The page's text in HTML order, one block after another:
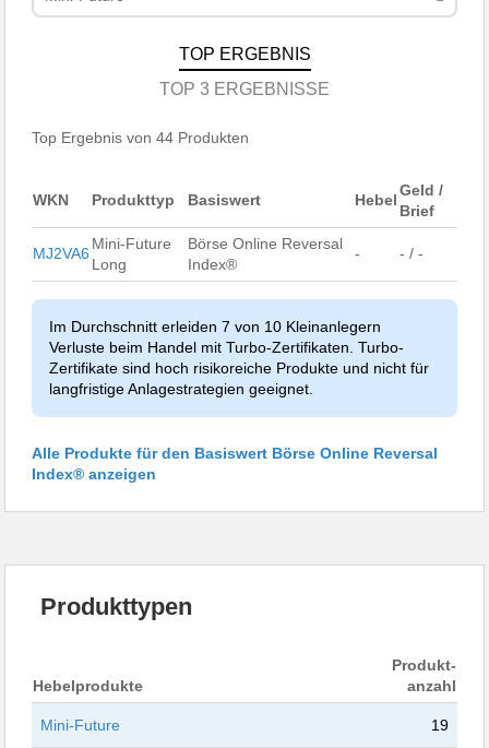
TOP ERGEBNIS
TOP 3 ERGEBNISSE
Top Ergebnis von 44 Produkten
WKN Produkttyp Basiswert Hebel
Geld /
Brief
MJ2VA6
Mini-Future
Long
Börse Online Reversal
Index®
- - / -
Im Durchschnitt erleiden 7 von 10 Kleinanlegern
Verluste beim Handel mit Turbo-Zertifikaten. Turbo-
Zertifikate sind hoch risikoreiche Produkte und nicht für
langfristige Anlagestrategien geeignet.
Alle Produkte für den Basiswert Börse Online Reversal
Index® anzeigen
Produkttypen
Hebelprodukte
Produkt-
anzahl
Mini-Future 19